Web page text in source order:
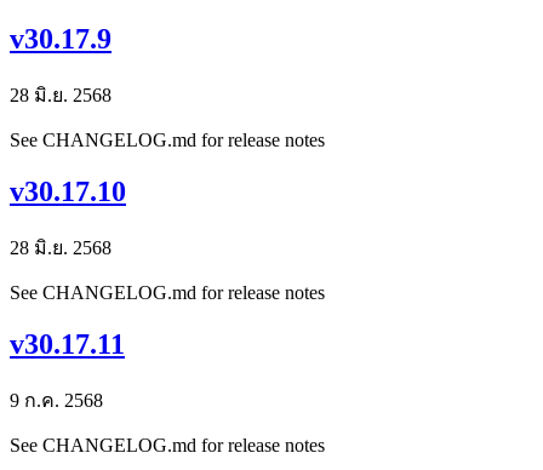
v30.17.9
28 มิ.ย. 2568
See CHANGELOG.md for release notes
v30.17.10
28 มิ.ย. 2568
See CHANGELOG.md for release notes
v30.17.11
9 ก.ค. 2568
See CHANGELOG.md for release notes